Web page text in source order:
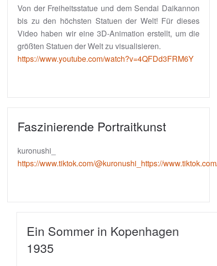
Von der Freiheitsstatue und dem Sendai Daikannon
bis zu den höchsten Statuen der Welt! Für dieses
Video haben wir eine 3D-Animation erstellt, um die
größten Statuen der Welt zu visualisieren.
https://www.youtube.com/watch?v=4QFDd3FRM6Y
Faszinierende Portraitkunst
kuronushi_
https://www.tiktok.com/@kuronushi_https://
Ein Sommer in Kopenhagen
1935